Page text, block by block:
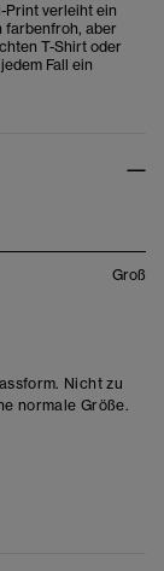
Print verleiht ein
farbenfroh, aber
T-Shirt oder
Fall ein
Groß
Nicht zu
normale Größe.